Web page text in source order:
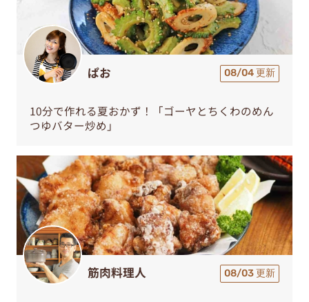
ぱお 08/04 更新
10分で作れる夏おかず！「ゴーヤとちくわのめん
つゆバター炒め」
筋肉料理人 08/03 更新